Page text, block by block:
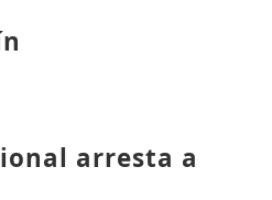
arresta a